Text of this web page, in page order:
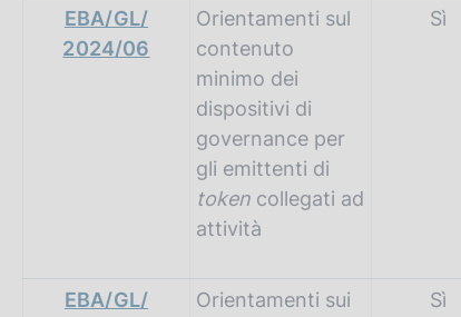
EBA/GL/
2024/06
Orientamenti sul
contenuto
minimo dei
dispositivi di
governance per
gli emittenti di
token collegati ad
attività
Sì
EBA/GL/
Orientamenti sui
Sì